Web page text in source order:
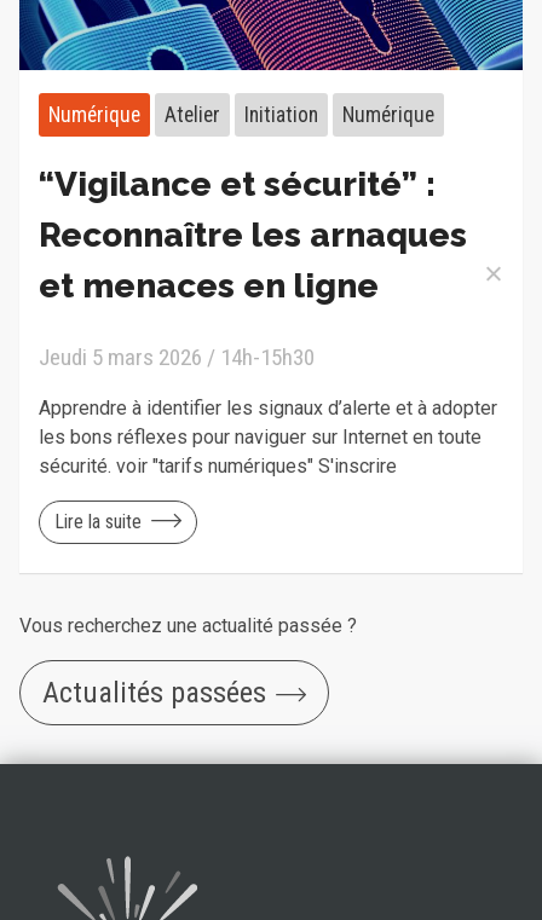
Numérique Atelier Initiation Numérique
“Vigilance et sécurité” :
Reconnaître les arnaques
et menaces en ligne
Jeudi 5 mars 2026 / 14h-15h30
Apprendre à identifier les signaux d’alerte et à adopter
les bons réflexes pour naviguer sur Internet en toute
sécurité. voir "tarifs numériques" S'inscrire
Lire la suite
Vous recherchez une actualité passée ?
Actualités passées